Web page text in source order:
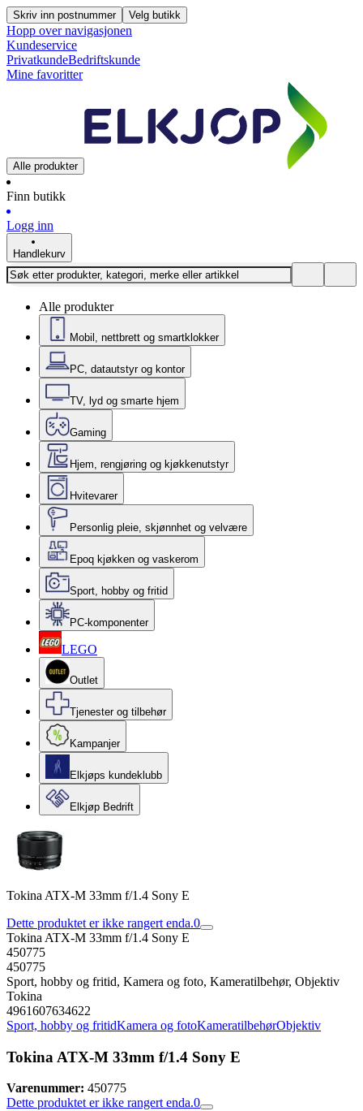
Skriv inn postnummer Velg butikk
Hopp over navigasjonen
Kundeservice
PrivatkundeBedriftskunde
Mine favoritter
Alle produkter
Finn butikk
Logg inn
Handlekurv
Alle produkter
Mobil, nettbrett og smartklokker
PC, datautstyr og kontor
TV, lyd og smarte hjem
Gaming
Hjem, rengjøring og kjøkkenutstyr
Hvitevarer
Personlig pleie, skjønnhet og velvære
Epoq kjøkken og vaskerom
Sport, hobby og fritid
PC-komponenter
LEGO
Outlet
Tjenester og tilbehør
Kampanjer
Elkjøps kundeklubb
Elkjøp Bedrift
Tokina ATX-M 33mm f/1.4 Sony E
Dette produktet er ikke rangert enda.0
Tokina ATX-M 33mm f/1.4 Sony E
450775
450775
Sport, hobby og fritid, Kamera og foto, Kameratilbehør, Objektiv
Tokina
4961607634622
Sport, hobby og fritidKamera og fotoKameratilbehørObjektiv
Tokina ATX-M 33mm f/1.4 Sony E
Varenummer: 450775
Dette produktet er ikke rangert enda.0